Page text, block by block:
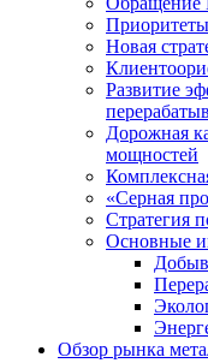
Новая
Развитие
Дорожная
мощностей
«Серная
Стратегия
Основные
Обзор рынка